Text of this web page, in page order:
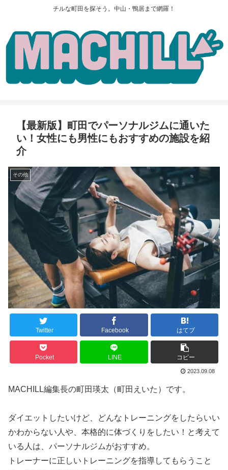
チルな町田を探そう。中山・鴨居まで網羅！
【最新版】町田でパーソナルジムに通いた
い！女性にも男性にもおすすめの施設を紹
介
その他
Twitter Facebook はてブ
Pocket LINE コピー
2023.09.08
MACHILL編集長の町田瑛太（町田えいた）です。
ダイエットしたいけど、どんなトレーニングをしたらいい
かわからない人や、本格的に体づくりをしたい！と考えて
いる人は、パーソナルジムがおすすめ。
トレーナーに正しいトレーニングを指導してもらうこと